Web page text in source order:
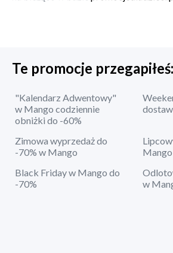
Te promocje przegapiłeś:
"Kalendarz Adwentowy"
w Mango codziennie
obniżki do -60%
Zimowa wyprzedaż do
-70% w Mango
Black Friday w Mango do
-70%
w